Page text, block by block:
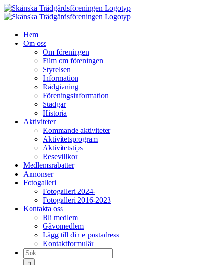
Fortsätt
till
Hem
Om oss
Om föreningen
Film om föreningen
Styrelsen
Information
Rådgivning
Föreningsinformation
Stadgar
Historia
Aktiviteter
Kommande aktiviteter
Aktivitetsprogram
Aktivitetstips
Resevillkor
Medlemsrabatter
Annonser
Fotogalleri
Fotogalleri 2024-
Fotogalleri 2016-2023
Kontakta oss
Bli medlem
Gåvomedlem
Lägg till din e-postadress
Kontaktformulär
Sök
efter: